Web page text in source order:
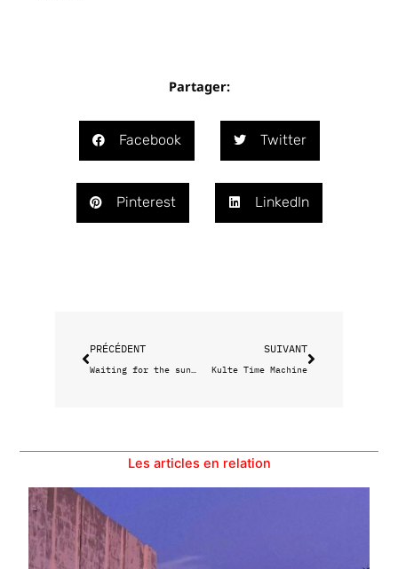
Partager:
Facebook Twitter
Pinterest LinkedIn
PRÉCÉDENT
Waiting for the sun au MuCEM
SUIVANT
Kulte Time Machine
Les articles en relation